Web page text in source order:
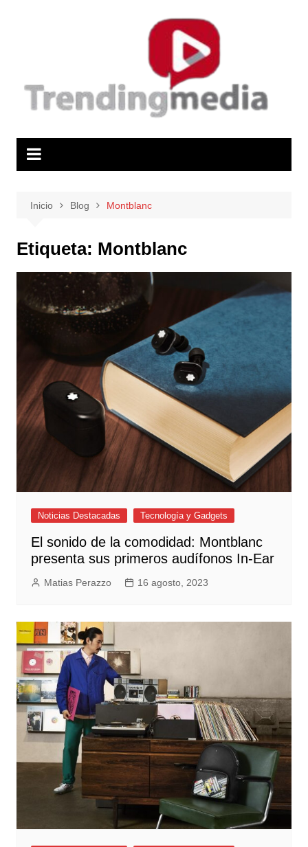
Inicio Blog Montblanc
Etiqueta: Montblanc
Noticias Destacadas Tecnología y Gadgets
El sonido de la comodidad: Montblanc
presenta sus primeros audífonos In-Ear
Matias Perazzo 16 agosto, 2023